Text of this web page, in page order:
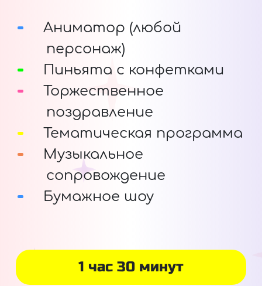
Аниматор (любой
персонаж)
Пиньята с конфетками
Торжественное
поздравление
Тематическая программа
Музыкальное
сопровождение
Бумажное шоу
1 час 30 минут